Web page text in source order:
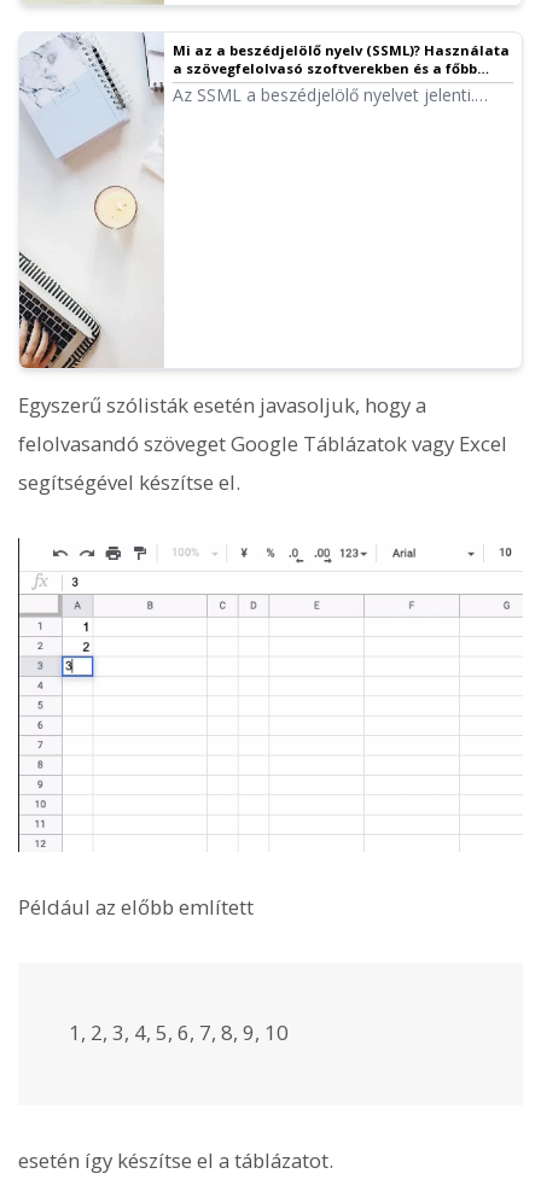
Mi az a beszédjelölő nyelv (SSML)? Használata
a szövegfelolvasó szoftverekben és a főbb
kódok listája. | Ondoku szövegfelolvasó
szoftver
Az SSML a beszédjelölő nyelvet jelenti.
Egyszerű szólisták esetén javasoljuk, hogy a
felolvasandó szöveget Google Táblázatok vagy Excel
segítségével készítse el.
Például az előbb említett
1, 2, 3, 4, 5, 6, 7, 8, 9, 10
esetén így készítse el a táblázatot.